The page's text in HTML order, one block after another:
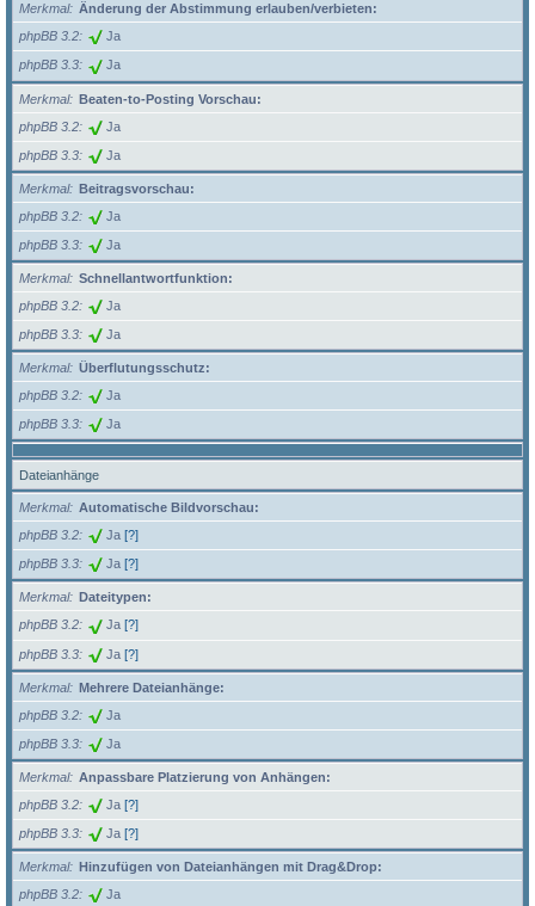
Merkmal
Änderung der Abstimmung erlauben/verbieten:
phpBB 3.2
Ja
phpBB 3.3 Ja
Merkmal
Beaten-to-Posting Vorschau:
phpBB 3.2
Ja
phpBB 3.3 Ja
Merkmal
Beitragsvorschau:
phpBB 3.2
Ja
phpBB 3.3 Ja
Merkmal
Schnellantwortfunktion:
phpBB 3.2
Ja
phpBB 3.3 Ja
Merkmal
Überflutungsschutz:
phpBB 3.2
Ja
phpBB 3.3 Ja
Dateianhänge
Merkmal
Automatische Bildvorschau:
phpBB 3.2
Ja [?]
phpBB 3.3 Ja [?]
Merkmal
Dateitypen:
phpBB 3.2
Ja [?]
phpBB 3.3 Ja [?]
Merkmal
Mehrere Dateianhänge:
phpBB 3.2
Ja
phpBB 3.3 Ja
Merkmal
Anpassbare Platzierung von Anhängen:
phpBB 3.2
Ja [?]
phpBB 3.3 Ja [?]
Merkmal
Hinzufügen von Dateianhängen mit Drag&Drop:
phpBB 3.2
Ja